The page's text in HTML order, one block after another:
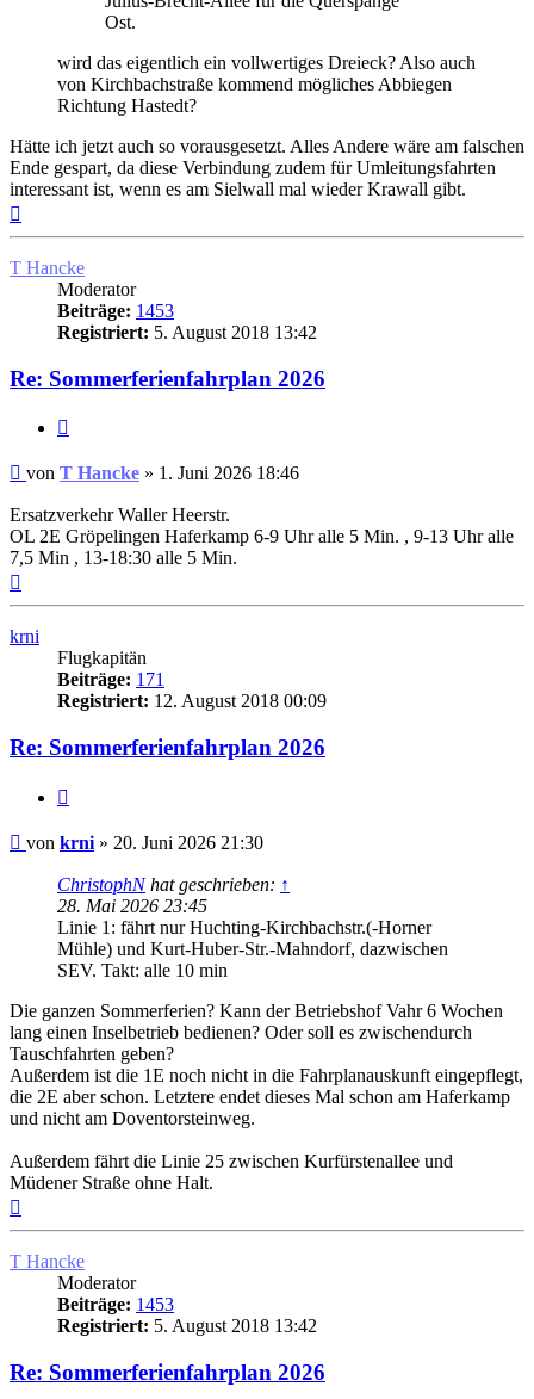
Ost.
wird das eigentlich ein vollwertiges Dreieck? Also auch
von Kirchbachstraße kommend mögliches Abbiegen
Richtung Hastedt?
Hätte ich jetzt auch so vorausgesetzt. Alles Andere wäre am falschen
Ende gespart, da diese Verbindung zudem für Umleitungsfahrten
interessant ist, wenn es am Sielwall mal wieder Krawall gibt.
T Hancke
Moderator
Beiträge: 1453
Registriert: 5. August 2018 13:42
Re: Sommerferienfahrplan 2026
Ungelesener
von T Hancke » 1. Juni 2026 18:46
Ersatzverkehr Waller Heerstr.
OL 2E Gröpelingen Haferkamp 6-9 Uhr alle 5 Min. , 9-13 Uhr alle
7,5 Min , 13-18:30 alle 5 Min.
krni
Flugkapitän
Beiträge: 171
Registriert: 12. August 2018 00:09
Re: Sommerferienfahrplan 2026
Ungelesener
von krni » 20. Juni 2026 21:30
ChristophNhat geschrieben: ↑
28. Mai 2026 23:45
Linie 1: fährt nur Huchting-Kirchbachstr.(-Horner
Mühle) und Kurt-Huber-Str.-Mahndorf, dazwischen
SEV. Takt: alle 10 min
Die ganzen Sommerferien? Kann der Betriebshof Vahr 6 Wochen
lang einen Inselbetrieb bedienen? Oder soll es zwischendurch
Tauschfahrten geben?
Außerdem ist die 1E noch nicht in die Fahrplanauskunft eingepflegt,
die 2E aber schon. Letztere endet dieses Mal schon am Haferkamp
und nicht am Doventorsteinweg.
Außerdem fährt die Linie 25 zwischen Kurfürstenallee und
Müdener Straße ohne Halt.
T Hancke
Moderator
Beiträge: 1453
Registriert: 5. August 2018 13:42
Re: Sommerferienfahrplan 2026